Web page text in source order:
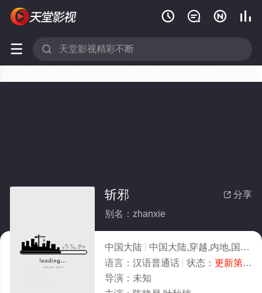
   
 
 分享
斩邪
别名：zhanxie
中国大陆
中国大陆,穿越,内地,国产剧
语言： 汉语普通话 状态： 更新第12集
导演： 未知